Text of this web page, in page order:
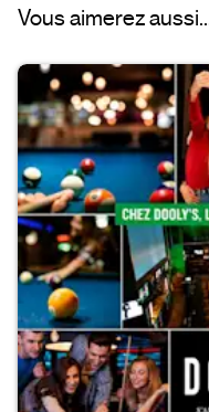
Vous aimerez